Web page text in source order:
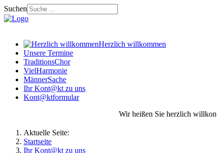
Suchen
Herzlich willkommen
Unsere Termine
TraditionsChor
VielHarmonie
MännerSache
Ihr Kont@kt zu uns
Kont@ktformular
Wir heißen Sie herzlich
Aktuelle Seite:
Startseite
Ihr Kont@kt zu uns